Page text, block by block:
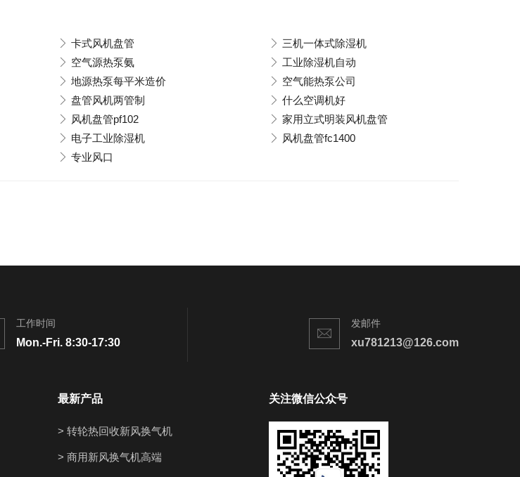
卡式风机盘管
三机一体式除湿机
空气源热泵氨
工业除湿机自动
地源热泵每平米造价
空气能热泵公司
盘管风机两管制
什么空调机好
风机盘管pf102
家用立式明装风机盘管
电子工业除湿机
风机盘管fc1400
专业风口
工作时间
Mon.-Fri. 8:30-17:30
发邮件
xu781213@126.com
最新产品
> 转轮热回收新风换气机
> 商用新风换气机高端
关注微信公众号